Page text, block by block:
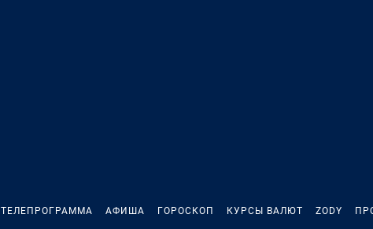
ТЕЛЕПРОГРАММА АФИША ГОРОСКОП КУРСЫ ВАЛЮТ ZODY